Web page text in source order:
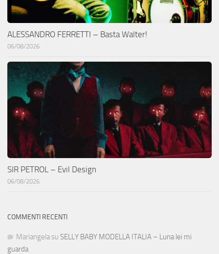
ALESSANDRO FERRETTI – Basta Walter!
06/08/2026
SIR PETROL – Evil Design
06/08/2026
COMMENTI RECENTI
Mariangela su SELLY BABY MODELLA ITALIA – Luna lei mi
guarda